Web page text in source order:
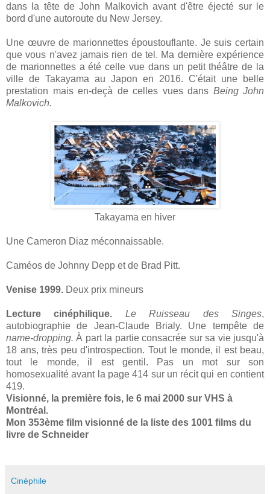
dans la tête de John Malkovich avant d'être éjecté sur le
bord d'une autoroute du New Jersey.
Une œuvre de marionnettes époustouflante. Je suis certain
que vous n'avez jamais rien de tel. Ma dernière expérience
de marionnettes a été celle vue dans un petit théâtre de la
ville de Takayama au Japon en 2016. C'était une belle
prestation mais en-deçà de celles vues dans Being John
Malkovich.
Takayama en hiver
Une Cameron Diaz méconnaissable.
Caméos de Johnny Depp et de Brad Pitt.
Venise 1999. Deux prix mineurs
Lecture cinéphilique. Le Ruisseau des Singes,
autobiographie de Jean-Claude Brialy. Une tempête de
name-dropping.À part la partie consacrée sur sa vie jusqu'à
18 ans, très peu d'introspection. Tout le monde, il est beau,
tout le monde, il est gentil. Pas un mot sur son
homosexualité avant la page 414 sur un récit qui en contient
419.
Visionné, la première fois, le 6 mai 2000 sur VHS à
Montréal.
Mon 353ème film visionné de la liste des 1001 films du
livre de Schneider
Cinéphile